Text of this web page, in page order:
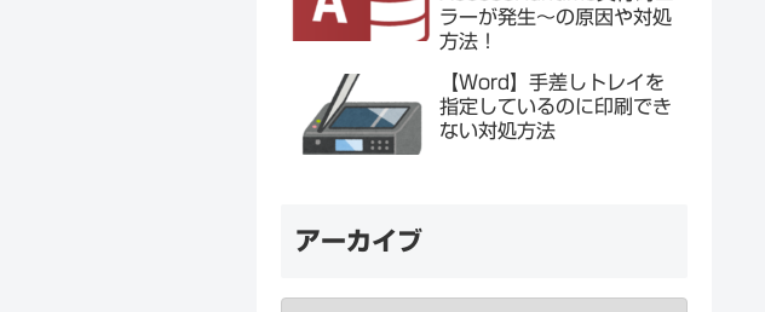
ラーが発生～の原因や対処
方法！
【Word】手差しトレイを
指定しているのに印刷でき
ない対処方法
アーカイブ